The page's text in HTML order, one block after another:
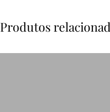
Produtos